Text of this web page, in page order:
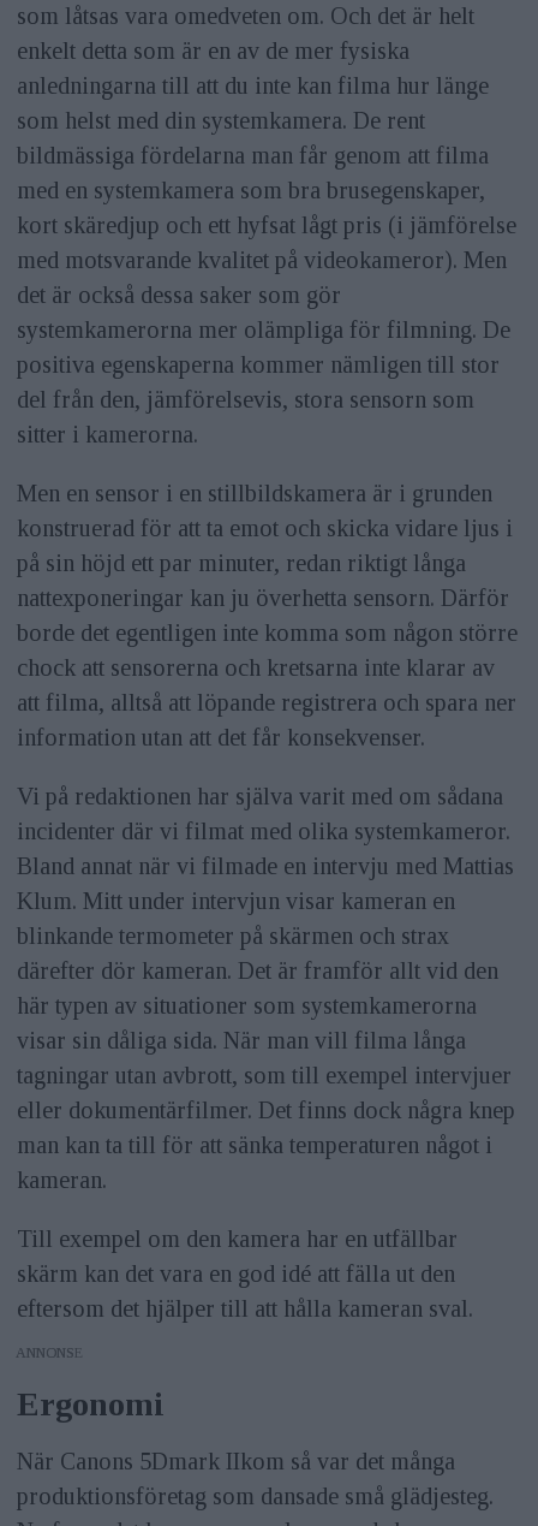
som låtsas vara omedveten om. Och det är helt
enkelt detta som är en av de mer fysiska
anledningarna till att du inte kan filma hur länge
som helst med din systemkamera. De rent
bildmässiga fördelarna man får genom att filma
med en systemkamera som bra brusegenskaper,
kort skäredjup och ett hyfsat lågt pris (i jämförelse
med motsvarande kvalitet på videokameror). Men
det är också dessa saker som gör
systemkamerorna mer olämpliga för filmning. De
positiva egenskaperna kommer nämligen till stor
del från den, jämförelsevis, stora sensorn som
sitter i kamerorna.
Men en sensor i en stillbildskamera är i grunden
konstruerad för att ta emot och skicka vidare ljus i
på sin höjd ett par minuter, redan riktigt långa
nattexponeringar kan ju överhetta sensorn. Därför
borde det egentligen inte komma som någon större
chock att sensorerna och kretsarna inte klarar av
att filma, alltså att löpande registrera och spara ner
information utan att det får konsekvenser.
Vi på redaktionen har själva varit med om sådana
incidenter där vi filmat med olika systemkameror.
Bland annat när vi filmade en intervju med Mattias
Klum. Mitt under intervjun visar kameran en
blinkande termometer på skärmen och strax
därefter dör kameran. Det är framför allt vid den
här typen av situationer som systemkamerorna
visar sin dåliga sida. När man vill filma långa
tagningar utan avbrott, som till exempel intervjuer
eller dokumentärfilmer. Det finns dock några knep
man kan ta till för att sänka temperaturen något i
kameran.
Till exempel om den kamera har en utfällbar
skärm kan det vara en god idé att fälla ut den
eftersom det hjälper till att hålla kameran sval.
ANNONS
Ergonomi
När Canons 5Dmark IIkom så var det många
produktionsföretag som dansade små glädjesteg.